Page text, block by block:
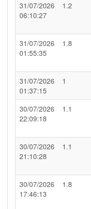
31/07/2026
06:10:27
1.2
31/07/2026
01:55:35
1.8
31/07/2026
01:37:15
1
30/07/2026
22:09:18
1.1
30/07/2026
21:10:28
1.1
30/07/2026
17:46:13
1.8